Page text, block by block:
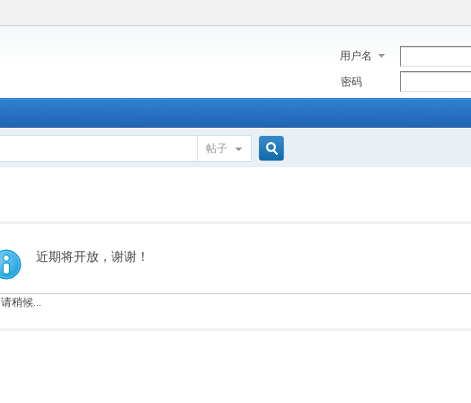
用户名
密码
帖子
近期将开放，谢谢！
请稍候...